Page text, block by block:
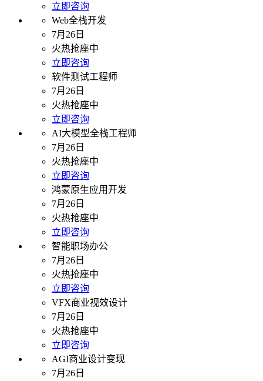
立即咨询
Web全栈开发
7月26日
火热抢座中
立即咨询
软件测试工程师
7月26日
火热抢座中
立即咨询
AI大模型全栈工程师
7月26日
火热抢座中
立即咨询
鸿蒙原生应用开发
7月26日
火热抢座中
立即咨询
智能职场办公
7月26日
火热抢座中
立即咨询
VFX商业视效设计
7月26日
火热抢座中
立即咨询
AGI商业设计变现
7月26日